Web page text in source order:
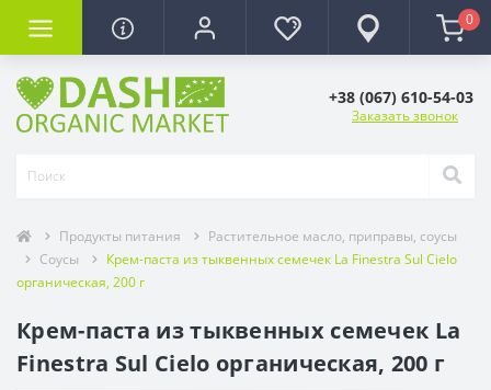
0
+38 (067) 610-54-03
Заказать звонок
Продукты питания
Растительное масло, приправы, соусы
Соусы
Крем-паста из тыквенных семечек La Finestra Sul Cielo
органическая, 200 г
Крем-паста из тыквенных семечек La
Finestra Sul Cielo органическая, 200 г